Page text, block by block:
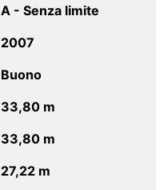
A - Senza limite
2007
Buono
33,80 m
33,80 m
27,22 m